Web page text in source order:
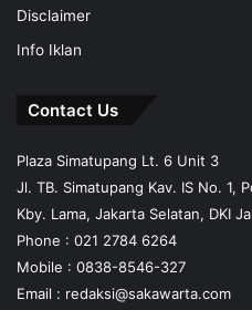
Disclaimer
Info Iklan
Contact Us
Plaza Simatupang Lt. 6 Unit 3
Jl. TB. Simatupang Kav. IS No. 1,
Kby. Lama, Jakarta Selatan, DKI
Phone : 021 2784 6264
Mobile : 0838-8546-327
Email : redaksi@sakawarta.com